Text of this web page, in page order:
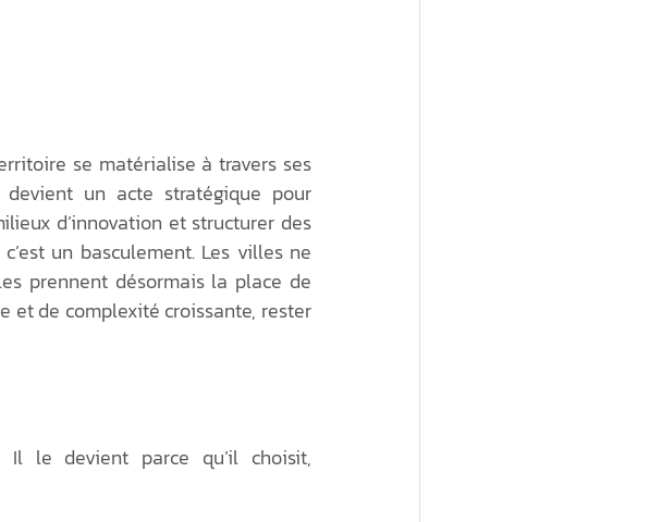
se matérialise à travers ses
devient un acte stratégique pour
d’innovation et structurer des
un basculement. Les villes ne
prennent désormais la place de
et de complexité croissante, rester
le devient parce qu’il choisit,